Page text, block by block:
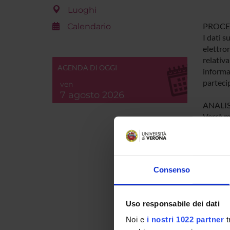
Consenso
Uso responsabile dei dati
Noi e i nostri 1022 partner
Luoghi
Calendario
AGENDA DI OGGI
ven
7 agosto 2026
I dati
Verrà
Verrà
La